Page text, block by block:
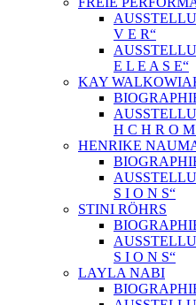
V E R“
E L E A S E“
KAY
H C H R O
HENRIKE
S I O N S“
STINI RÖHRS
S I O N S“
LAYLA NABI